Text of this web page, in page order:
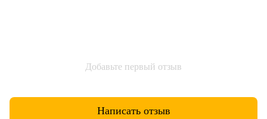
Добавьте первый отзыв
Написать отзыв